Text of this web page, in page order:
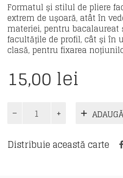
Formatul și stilul de pliere
extrem de ușoară, atât în
materiei, pentru
facultățile de profil, cât și în
clasă, pentru fixarea
15,00 lei
Cantitate
Sinteze
chimie
organică
Distribuie această carte